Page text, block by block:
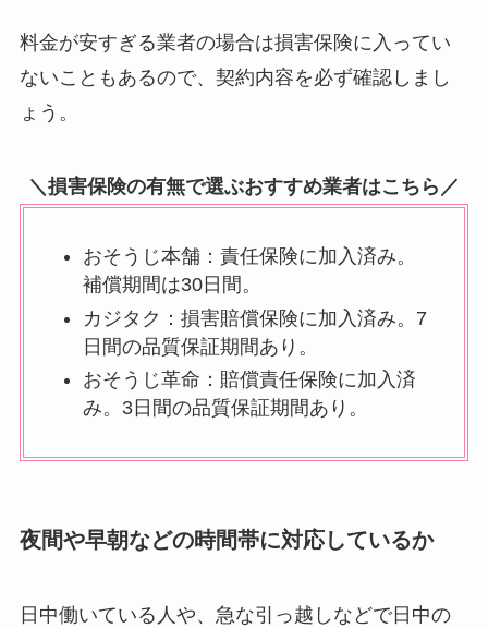
料金が安すぎる業者の場合は損害保険に入ってい
ないこともあるので、契約内容を必ず確認しまし
ょう。
＼損害保険の有無で選ぶおすすめ業者はこちら／
おそうじ本舗：責任保険に加入済み。
補償期間は30日間。
カジタク：損害賠償保険に加入済み。7
日間の品質保証期間あり。
おそうじ革命：賠償責任保険に加入済
み。3日間の品質保証期間あり。
夜間や早朝などの時間帯に対応しているか
日中働いている人や、急な引っ越しなどで日中の